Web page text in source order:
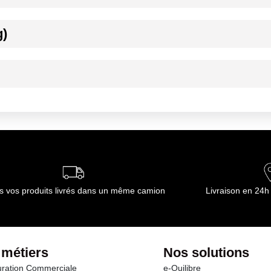
de lait, carraghénanes), amidon de maïs, beurre de Verneuil
vos produits livrés dans un même camion Livraison en
Commerciale
Nos solutions
e-Quilibre